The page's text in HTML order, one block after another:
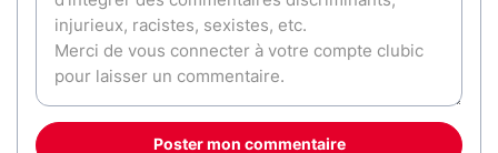
Poster mon commentaire